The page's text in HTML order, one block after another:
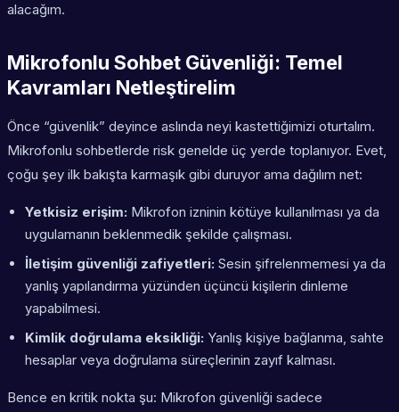
alacağım.
Mikrofonlu Sohbet Güvenliği: Temel
Kavramları Netleştirelim
Önce “güvenlik” deyince aslında neyi kastettiğimizi oturtalım.
Mikrofonlu sohbetlerde risk genelde üç yerde toplanıyor. Evet,
çoğu şey ilk bakışta karmaşık gibi duruyor ama dağılım net:
Yetkisiz erişim: Mikrofon izninin kötüye kullanılması ya da
uygulamanın beklenmedik şekilde çalışması.
İletişim güvenliği zafiyetleri: Sesin şifrelenmemesi ya da
yanlış yapılandırma yüzünden üçüncü kişilerin dinleme
yapabilmesi.
Kimlik doğrulama eksikliği: Yanlış kişiye bağlanma, sahte
hesaplar veya doğrulama süreçlerinin zayıf kalması.
Bence en kritik nokta şu: Mikrofon güvenliği sadece